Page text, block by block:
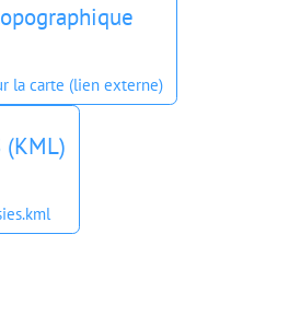
la carte (lien externe)
(KML)